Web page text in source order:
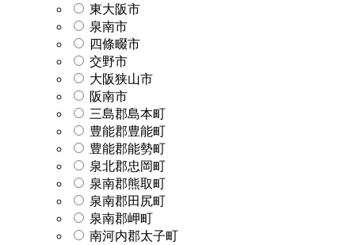
東大阪市
泉南市
四條畷市
交野市
大阪狭山市
阪南市
三島郡島本町
豊能郡豊能町
豊能郡能勢町
泉北郡忠岡町
泉南郡熊取町
泉南郡田尻町
泉南郡岬町
南河内郡太子町